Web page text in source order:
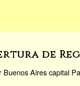
de
Buenos Aires capital